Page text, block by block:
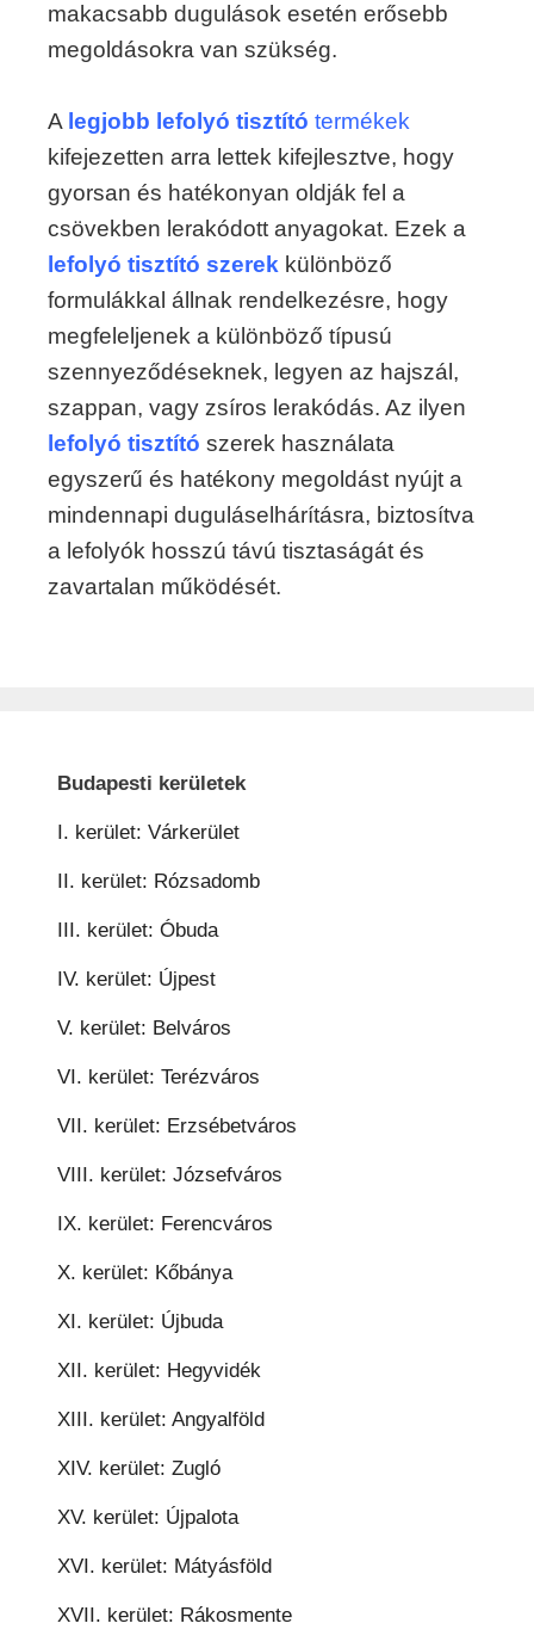
makacsabb dugulások esetén erősebb
megoldásokra van szükség.
A legjobb lefolyó tisztító termékek
kifejezetten arra lettek kifejlesztve, hogy
gyorsan és hatékonyan oldják fel a
csövekben lerakódott anyagokat. Ezek a
lefolyó tisztító szerek különböző
formulákkal állnak rendelkezésre, hogy
megfeleljenek a különböző típusú
szennyeződéseknek, legyen az hajszál,
szappan, vagy zsíros lerakódás. Az ilyen
lefolyó tisztító szerek használata
egyszerű és hatékony megoldást nyújt a
mindennapi duguláselhárításra, biztosítva
a lefolyók hosszú távú tisztaságát és
zavartalan működését.
Budapesti kerületek
I. kerület: Várkerület
II. kerület: Rózsadomb
III. kerület: Óbuda
IV. kerület: Újpest
V. kerület: Belváros
VI. kerület: Terézváros
VII. kerület: Erzsébetváros
VIII. kerület: Józsefváros
IX. kerület: Ferencváros
X. kerület: Kőbánya
XI. kerület: Újbuda
XII. kerület: Hegyvidék
XIII. kerület: Angyalföld
XIV. kerület: Zugló
XV. kerület: Újpalota
XVI. kerület: Mátyásföld
XVII. kerület: Rákosmente